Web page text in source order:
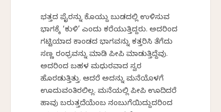
ಭತ್ತದ ಪೈರನ್ನು ಕೊಯ್ದು ಬುಡದಲ್ಲಿ ಉಳಿಸುವ
ಭಾಗಕ್ಕೆ ‘ಕುಳಿ’ ಎಂದು ಕರೆಯುತ್ತಿದ್ದರು. ಅದರಿಂದ
ಗಟ್ಟಿಯಾದ ಕಾಂಡದ ಭಾಗವನ್ನು ಕತ್ತರಿಸಿ ತೆಗೆದು
ಸಣ್ಣ ರಂಧ್ರವನ್ನು ಮಾಡಿ ಪೀಪಿ ಮಾಡುತ್ತಿದ್ದೆವು.
ಅದರಿಂದ ಬಹಳ ಮಧುರವಾದ ಸ್ವರ
ಹೊರಡುತ್ತಿತ್ತು. ಆದರೆ ಅದನ್ನು ಮನೆಯೊಳಗೆ
ಊದುವಂತಿರಲಿಲ್ಲ. ಮನೆಯಲ್ಲಿ ಪೀಪಿ ಊದಿದರೆ
ಹಾವು ಬರುತ್ತದೆಯೆಂಬ ನಂಬುಗೆಯಿದ್ದುದರಿಂದ